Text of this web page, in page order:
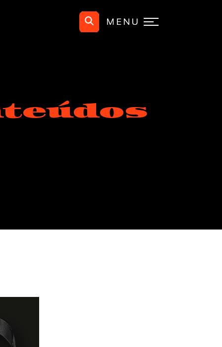
MENU